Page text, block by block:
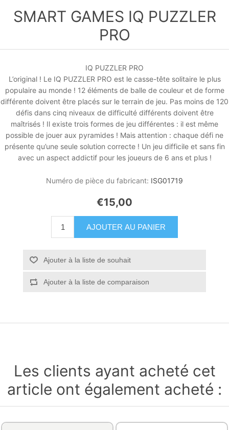
SMART GAMES IQ PUZZLER
PRO
IQ PUZZLER PRO
L’original ! Le IQ PUZZLER PRO est le casse-tête solitaire le plus
populaire au monde ! 12 éléments de balle de couleur et de forme
différente doivent être placés sur le terrain de jeu. Pas moins de 120
défis dans cinq niveaux de difficulté différents doivent être
maîtrisés ! Il existe trois formes de jeu différentes : il est même
possible de jouer aux pyramides ! Mais attention : chaque défi ne
présente qu’une seule solution correcte ! Un jeu difficile et sans fin
avec un aspect addictif pour les joueurs de 6 ans et plus !
Numéro de pièce du fabricant: ISG01719
€15,00
AJOUTER AU PANIER
Ajouter à la liste de souhait
Ajouter à la liste de comparaison
Les clients ayant acheté cet
article ont également acheté :